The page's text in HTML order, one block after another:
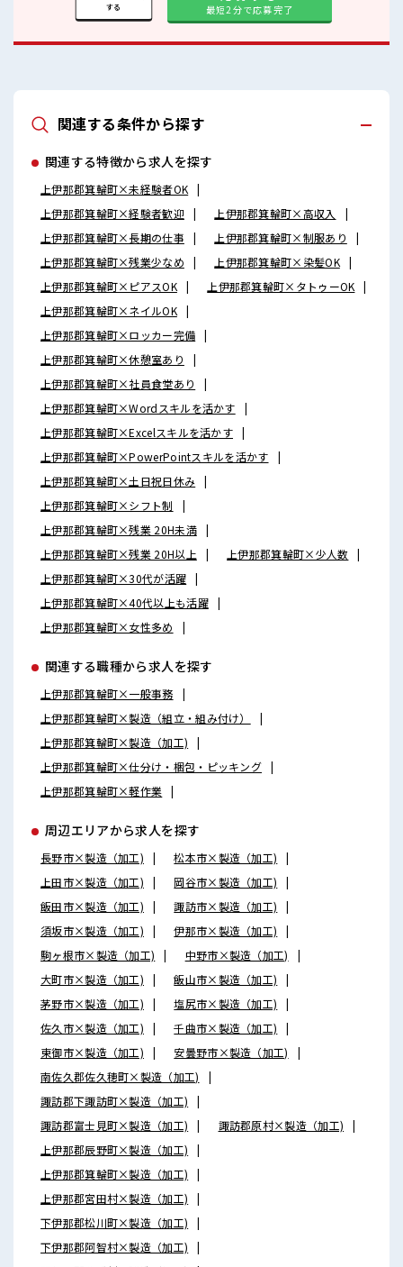
最短2分で応募完了
する
関連する条件から探す
関連する特徴から求人を探す
上伊那郡箕輪町×未経験者OK
上伊那郡箕輪町×経験者歓迎
上伊那郡箕輪町×高収入
上伊那郡箕輪町×長期の仕事
上伊那郡箕輪町×制服あり
上伊那郡箕輪町×残業少なめ
上伊那郡箕輪町×染髪OK
上伊那郡箕輪町×ピアスOK
上伊那郡箕輪町×タトゥーOK
上伊那郡箕輪町×ネイルOK
上伊那郡箕輪町×ロッカー完備
上伊那郡箕輪町×休憩室あり
上伊那郡箕輪町×社員食堂あり
上伊那郡箕輪町×Wordスキルを活かす
上伊那郡箕輪町×Excelスキルを活かす
上伊那郡箕輪町×PowerPointスキルを活かす
上伊那郡箕輪町×土日祝日休み
上伊那郡箕輪町×シフト制
上伊那郡箕輪町×残業 20H未満
上伊那郡箕輪町×残業 20H以上
上伊那郡箕輪町×少人数
上伊那郡箕輪町×30代が活躍
上伊那郡箕輪町×40代以上も活躍
上伊那郡箕輪町×女性多め
関連する職種から求人を探す
上伊那郡箕輪町×一般事務
上伊那郡箕輪町×製造（組立・組み付け）
上伊那郡箕輪町×製造（加工)
上伊那郡箕輪町×仕分け・梱包・ピッキング
上伊那郡箕輪町×軽作業
周辺エリアから求人を探す
長野市×製造（加工)
松本市×製造（加工)
上田市×製造（加工)
岡谷市×製造（加工)
飯田市×製造（加工)
諏訪市×製造（加工)
須坂市×製造（加工)
伊那市×製造（加工)
駒ヶ根市×製造（加工)
中野市×製造（加工)
大町市×製造（加工)
飯山市×製造（加工)
茅野市×製造（加工)
塩尻市×製造（加工)
佐久市×製造（加工)
千曲市×製造（加工)
東御市×製造（加工)
安曇野市×製造（加工)
南佐久郡佐久穂町×製造（加工)
諏訪郡下諏訪町×製造（加工)
諏訪郡富士見町×製造（加工)
諏訪郡原村×製造（加工)
上伊那郡辰野町×製造（加工)
上伊那郡箕輪町×製造（加工)
上伊那郡宮田村×製造（加工)
下伊那郡松川町×製造（加工)
下伊那郡阿智村×製造（加工)